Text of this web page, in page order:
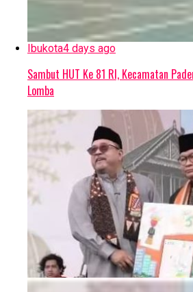
Ibukota4 days ago
Sambut HUT Ke 81 RI, Kecamatan
Lomba